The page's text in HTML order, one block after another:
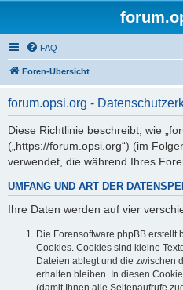
FAQ
Foren-Übersicht
forum.opsi.org -
Diese Richtlinie beschreibt, wie
(„https://forum.opsi.org“) (im
verwendet, die während Ihres
UMFANG UND ART DER
Ihre Daten werden auf vier
Die Forensoftware phpBB erstellt
Cookies. Cookies sind kleine
Dateien ablegt und die zwischen
erhalten bleiben. In diesen
(damit Ihnen alle Seitenaufrufe